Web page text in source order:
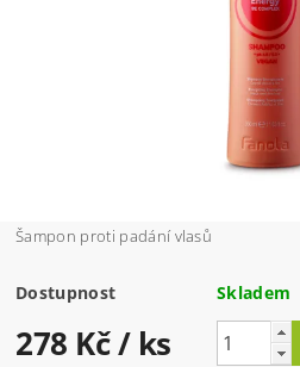
Šampon proti padání vlasů
Dostupnost Skladem
278 Kč/ ks